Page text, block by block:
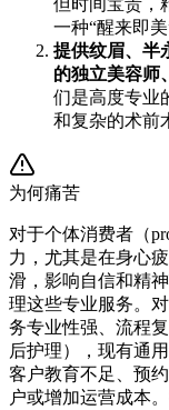
但时间宝贵，
一种“醒来即美
提供纹眉、半
的独立美容师
们是高度专业
和复杂的术前
为何痛苦
对于个体消费者（
力，尤其是在身心
滑，影响自信和精
理这些专业服务。
务专业性强、流程
后护理），现有通
客户教育不足、预
户或增加运营成本